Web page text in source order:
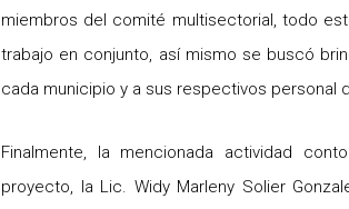
miembros del comité multisectorial, todo
trabajo en conjunto, así mismo se buscó
cada municipio y a sus respectivos personal
Finalmente, la mencionada actividad
proyecto, la Lic. Widy Marleny Solier